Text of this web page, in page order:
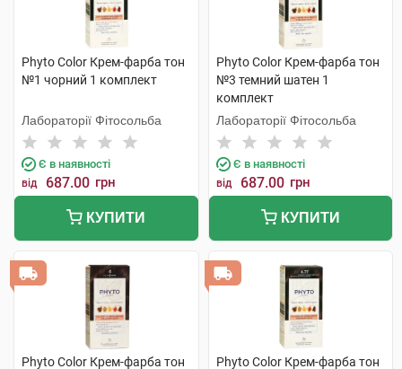
Phyto Color Крем-фарба тон
№1 чорний 1 комплект
Лабораторії Фітосольба
Є в наявності
від 687.00 грн
КУПИТИ
Phyto Color Крем-фарба тон
№3 темний шатен 1
комплект
Лабораторії Фітосольба
Є в наявності
від 687.00 грн
КУПИТИ
Phyto Color Крем-фарба тон Phyto Color Крем-фарба тон